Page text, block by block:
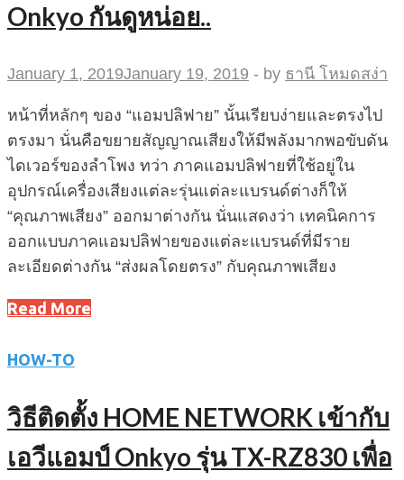
Onkyo กันดูหน่อย..
January 1, 2019January 19, 2019 - by ธานี โหมดสง่า
หน้าที่หลักๆ ของ “แอมปลิฟาย” นั้นเรียบง่ายและตรงไป
ตรงมา นั่นคือขยายสัญญาณเสียงให้มีพลังมากพอขับดัน
ไดเวอร์ของลำโพง ทว่า ภาคแอมปลิฟายที่ใช้อยู่ใน
อุปกรณ์เครื่องเสียงแต่ละรุ่นแต่ละแบรนด์ต่างก็ให้
“คุณภาพเสียง” ออกมาต่างกัน นั่นแสดงว่า เทคนิคการ
ออกแบบภาคแอมปลิฟายของแต่ละแบรนด์ที่มีราย
ละเอียดต่างกัน “ส่งผลโดยตรง” กับคุณภาพเสียง
Read More
HOW-TO
วิธีติดตั้ง HOME NETWORK เข้ากับ
เอวีแอมป์ Onkyo รุ่น TX-RZ830 เพื่อ